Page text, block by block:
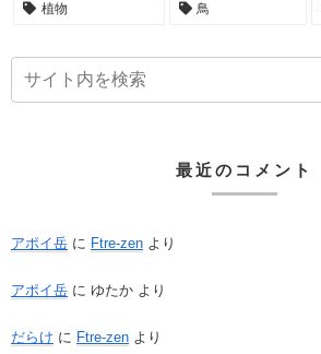
植物 鳥
最近のコメント
アポイ岳 に Ftre-zen より
アポイ岳 に ゆたか より
だらけ に Ftre-zen より